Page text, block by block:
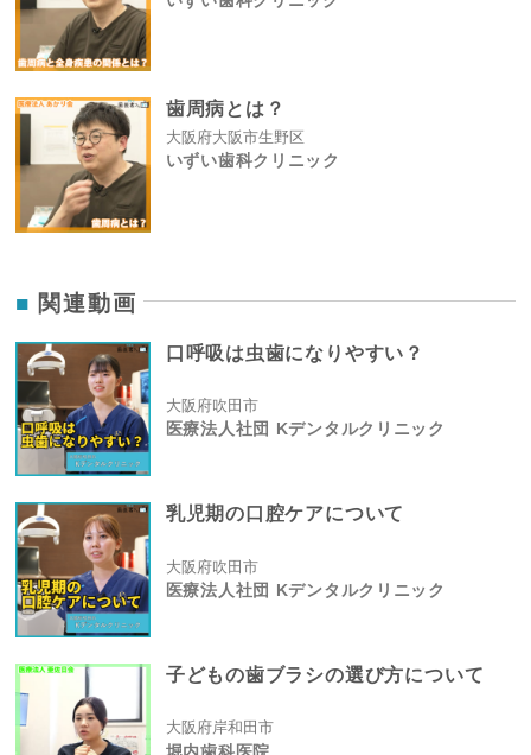
歯周病とは？
大阪府大阪市生野区
いずい歯科クリニック
関連動画
口呼吸は虫歯になりやすい？
大阪府吹田市
医療法人社団 Kデンタルクリニック
乳児期の口腔ケアについて
大阪府吹田市
医療法人社団 Kデンタルクリニック
子どもの歯ブラシの選び方について
大阪府岸和田市
堀内歯科医院